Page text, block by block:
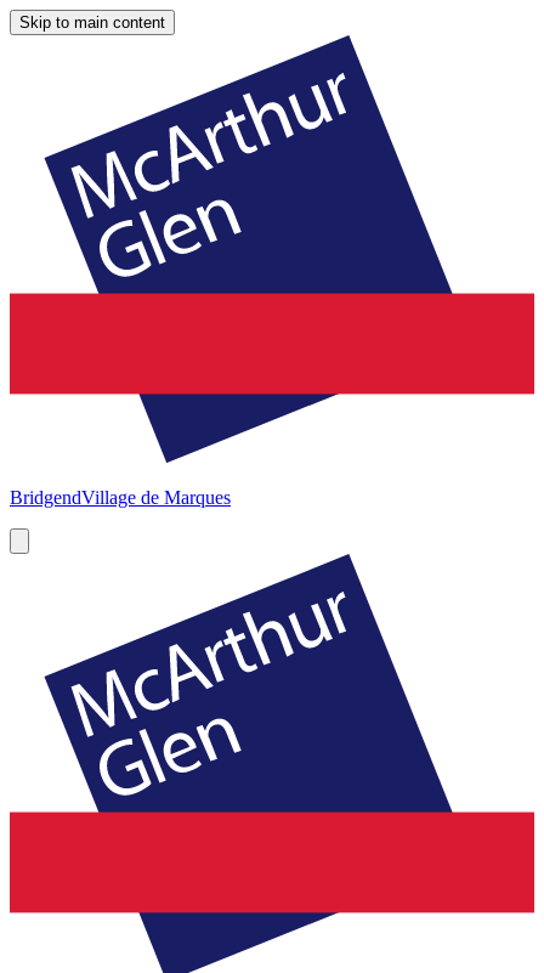
Skip to main content
BridgendVillage de Marques